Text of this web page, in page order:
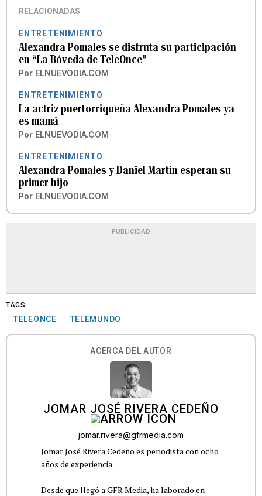
RELACIONADAS
ENTRETENIMIENTO
Alexandra Pomales se disfruta su participación
en “La Bóveda de TeleOnce”
Por ELNUEVODIA.COM
ENTRETENIMIENTO
La actriz puertorriqueña Alexandra Pomales ya
es mamá
Por ELNUEVODIA.COM
ENTRETENIMIENTO
Alexandra Pomales y Daniel Martin esperan su
primer hijo
Por ELNUEVODIA.COM
PUBLICIDAD
TAGS
TELEONCE TELEMUNDO
ACERCA DEL AUTOR
JOMAR JOSÉ RIVERA CEDEÑO
jomar.rivera@gfrmedia.com
Jomar José Rivera Cedeño es periodista con ocho
años de experiencia.
Desde que llegó a GFR Media, ha laborado en